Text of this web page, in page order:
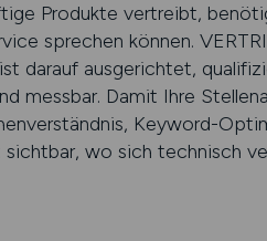
Produkte vertreibt,
sprechen können.
darauf ausgerichtet,
messbar. Damit Ihre
Keyword-
wo sich technisch